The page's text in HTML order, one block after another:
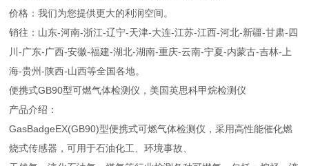
价格：我们为您提供更大的利润空间。
销往：山东-河南-浙江-辽宁-天津-大连-江苏-江西-河北-新疆-甘肃-四
川-广东-广西-安徽-福建-湖北-湖南-重庆-云南-宁夏-内蒙古-吉林-上
海-贵州-陕西-山西等全国各地。
便携式GB90型可燃气体检测仪，美国英思科甲烷检测仪
产品介绍：
GasBadgeEX(GB90)型便携式可燃气体检测仪，采用高性能催化燃
烧式传感器，可用于石油化工、环境事故、